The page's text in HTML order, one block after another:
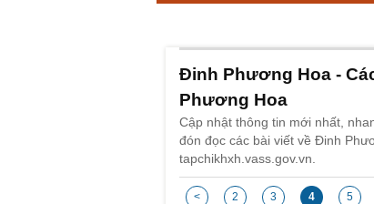
Đinh Phương Hoa -
Phương Hoa
Cập nhật thông tin mới nhất,
đón đọc các bài viết về Đinh
tapchikhxh.vass.gov.vn.
< 2 3 4 5